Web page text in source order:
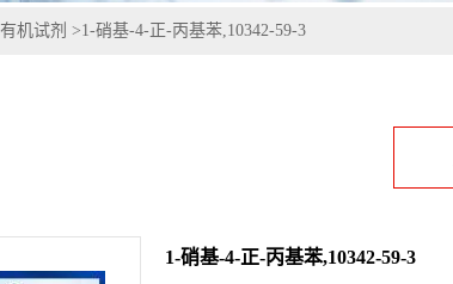
有机试剂 >1-硝基-4-正-丙基苯,10342-59-3
1-硝基-4-正-丙基苯,10342-59-3